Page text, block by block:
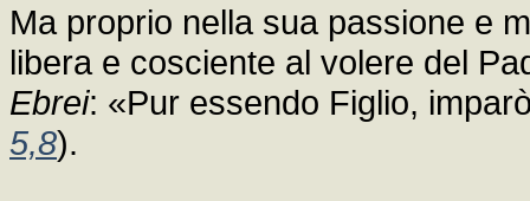
Ma proprio nella sua passione e
libera e cosciente al volere del
Ebrei: «Pur essendo Figlio,
5,8).